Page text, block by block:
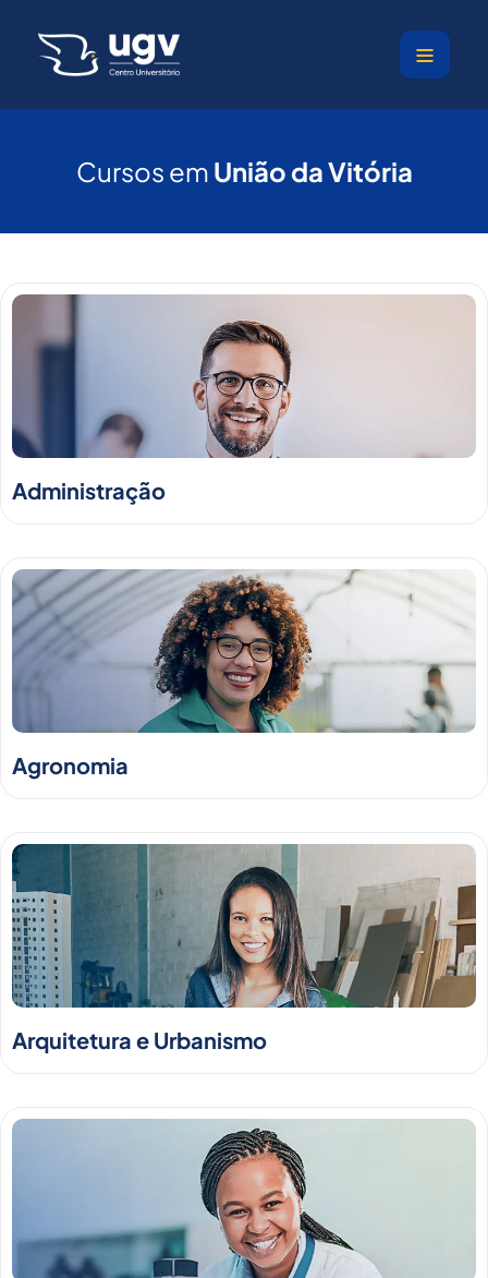
Cursos em União da Vitória
Administração
Agronomia
Arquitetura e Urbanismo